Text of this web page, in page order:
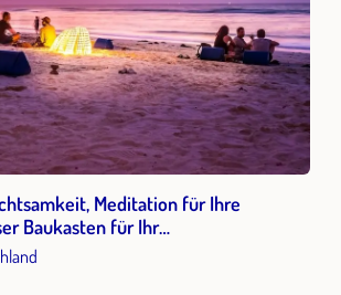
Meditation für Ihre
Baukasten für Ihr